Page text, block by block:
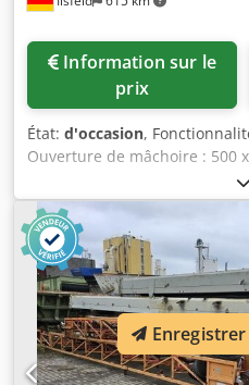
prix
État: d'occasion,
Ouverture de mâchoire : 500
Ahkekr Écartement : 30 - 80
requise : 22 kW La machine
atelier et équipée de
ainsi que de nouvelles cales